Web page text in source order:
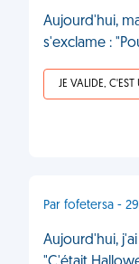
Aujourd'hui,
s'exclame :
JE VALIDE,
Par fofetersa -
Aujourd'hui,